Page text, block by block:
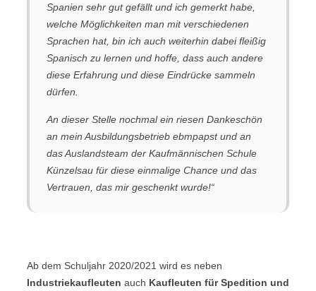
Spanien sehr gut gefällt und ich gemerkt habe,
welche Möglichkeiten man mit verschiedenen
Sprachen hat, bin ich auch weiterhin dabei fleißig
Spanisch zu lernen und hoffe, dass auch andere
diese Erfahrung und diese Eindrücke sammeln
dürfen.
An dieser Stelle nochmal ein riesen Dankeschön
an mein Ausbildungsbetrieb ebmpapst und an
das Auslandsteam der Kaufmännischen Schule
Künzelsau für diese einmalige Chance und das
Vertrauen, das mir geschenkt wurde!“
Ab dem Schuljahr 2020/2021 wird es neben
Industriekaufleuten auch Kaufleuten für Spedition und